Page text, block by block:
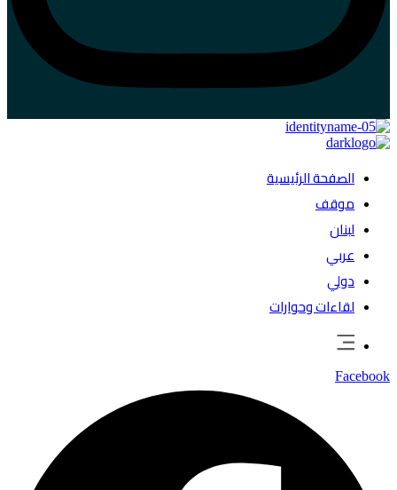
الصفحة الرئيسية
موقف
لبنان
عربي
دولي
لقاءات وحوارات
Facebook